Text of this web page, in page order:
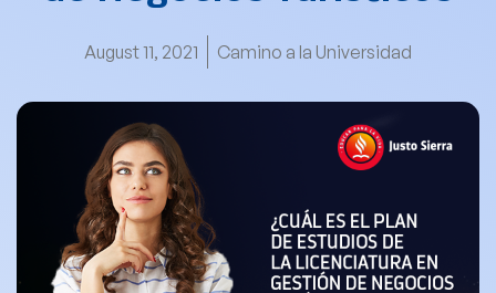
August 11, 2021 Camino a la Universidad